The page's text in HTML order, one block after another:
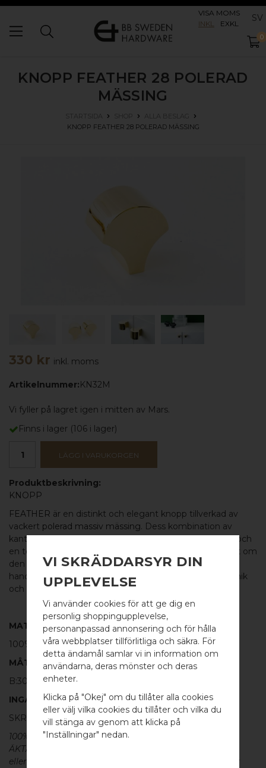
VISA MOMS
INKL
EXKL SV
WELCOME TO
BB SWEDEN HARDWARE
Välj land / Choose country
0
KNOPP FEATHER 28 POLERAD
MÄSSING
STARTSIDA SHOP
ALLA BESLAG
KNOPP FEATHER 28 POLERAD MÄSSING
330 kr inkl. moms
Artikelnummer: KN32M
Vi fyller på lagret igen i mitten av Mars.
Finns i lager (106 i lager)
LÄGG I VARUKORGEN
Produktbeskrivning:
KNOPP
FEATHER är en distinkt och elegant knopp tillverkad av
vackert polerad massiv mässing. Dess kombination av
kantiga linjer och mjuka kurvor ger ett bekvämt grepp och
en touch av elegans till vilken möbel som helst. Oavsett om
den är i sovrummet, i vardagsrummet eller på en
handfatskommod, hjälper FEATHER dig att skapa en unik
och personlig inredningsstil.
MATERIAL
100% POLERAD MÄSSING
MÅTT
B:30MM H:28MM TJ: 20MM
INGÅR
SKRUV FÖR LUCKA: M4 X 25MM - 2 ST
100% ÄKTA METALL - Alla våra beslag är tillverkade av
ÄKTA massiv mässing, koppar, rostfritt stål
eller aluminium utan metallisk ytbehandling, vilket ger
VI SKRÄDDARSYR DIN
UPPLEVELSE
Vi använder cookies för att ge dig en
personlig shoppingupplevelse,
personanpassad annonsering och för hålla
våra webbplatser tillförlitliga och säkra. För
detta ändamål samlar vi in information om
användarna, deras mönster och deras
enheter.
Klicka på "Okej" om du tillåter alla cookies
eller välj vilka cookies du tillåter och vilka du
vill stänga av genom att klicka på
"Inställningar" nedan.